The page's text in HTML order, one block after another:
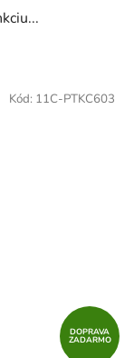
DOPRAVA
ZADARMO
Kód: 11C-PTKC603